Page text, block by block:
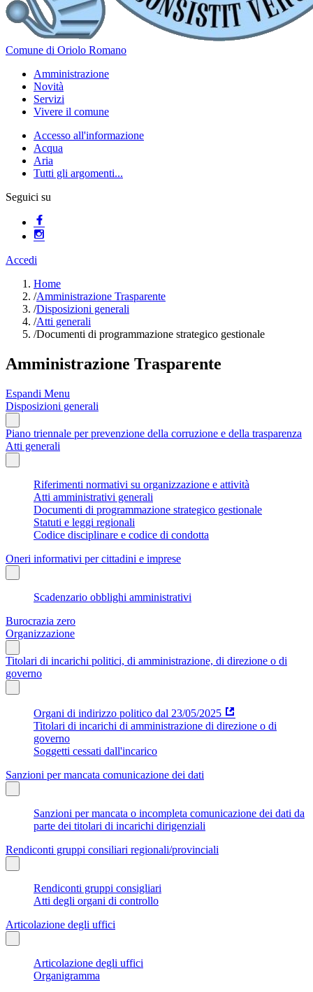
Comune di Oriolo Romano
Amministrazione
Novità
Servizi
Vivere il comune
Accesso all'informazione
Acqua
Aria
Tutti gli argomenti...
Seguici su
Accedi
Home
/Amministrazione Trasparente
/Disposizioni generali
/Atti generali
/Documenti di programmazione strategico gestionale
Amministrazione Trasparente
Espandi Menu
Disposizioni generali
Piano triennale per prevenzione della corruzione e della trasparenza
Atti generali
Riferimenti normativi su organizzazione e attività
Atti amministrativi generali
Documenti di programmazione strategico gestionale
Statuti e leggi regionali
Codice disciplinare e codice di condotta
Oneri informativi per cittadini e imprese
Scadenzario obblighi amministrativi
Burocrazia zero
Organizzazione
Titolari di incarichi politici, di amministrazione, di direzione o di
governo
Organi di indirizzo politico dal 23/05/2025
Titolari di incarichi di amministrazione di direzione o di
governo
Soggetti cessati dall'incarico
Sanzioni per mancata comunicazione dei dati
Sanzioni per mancata o incompleta comunicazione dei dati da
parte dei titolari di incarichi dirigenziali
Rendiconti gruppi consiliari regionali/provinciali
Rendiconti gruppi consigliari
Atti degli organi di controllo
Articolazione degli uffici
Articolazione degli uffici
Organigramma